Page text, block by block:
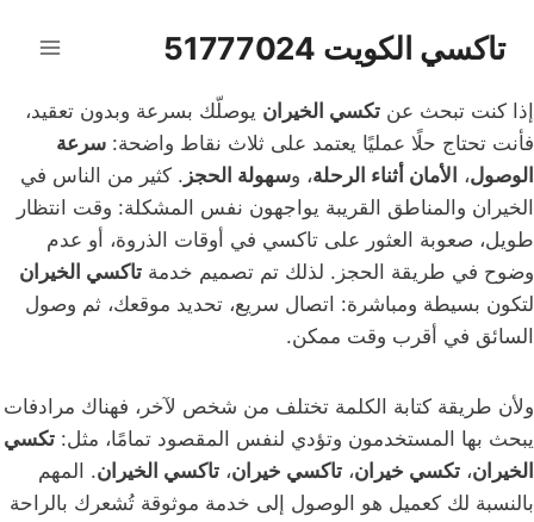
تاكسي الكويت 51777024
إذا كنت تبحث عن تكسي الخيران يوصلّك بسرعة وبدون تعقيد،
فأنت تحتاج حلًا عمليًا يعتمد على ثلاث نقاط واضحة: سرعة
الوصول، الأمان أثناء الرحلة، وسهولة الحجز . كثير من الناس في
الخيران والمناطق القريبة يواجهون نفس المشكلة: وقت انتظار
طويل، صعوبة العثور على تاكسي في أوقات الذروة، أو عدم
وضوح في طريقة الحجز. لذلك تم تصميم خدمة تاكسي الخيران
لتكون بسيطة ومباشرة: اتصال سريع، تحديد موقعك، ثم وصول
السائق في أقرب وقت ممكن.
ولأن طريقة كتابة الكلمة تختلف من شخص لآخر، فهناك مرادفات
يبحث بها المستخدمون وتؤدي لنفس المقصود تمامًا، مثل: تكسي
الخيران، تكسي خيران، تاكسي خيران، تاكسي الخيران. المهم
بالنسبة لك كعميل هو الوصول إلى خدمة موثوقة تُشعرك بالراحة